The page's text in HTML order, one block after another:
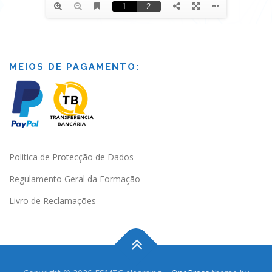
MEIOS DE PAGAMENTO:
Politica de Protecção de Dados
Regulamento Geral da Formação
Livro de Reclamações